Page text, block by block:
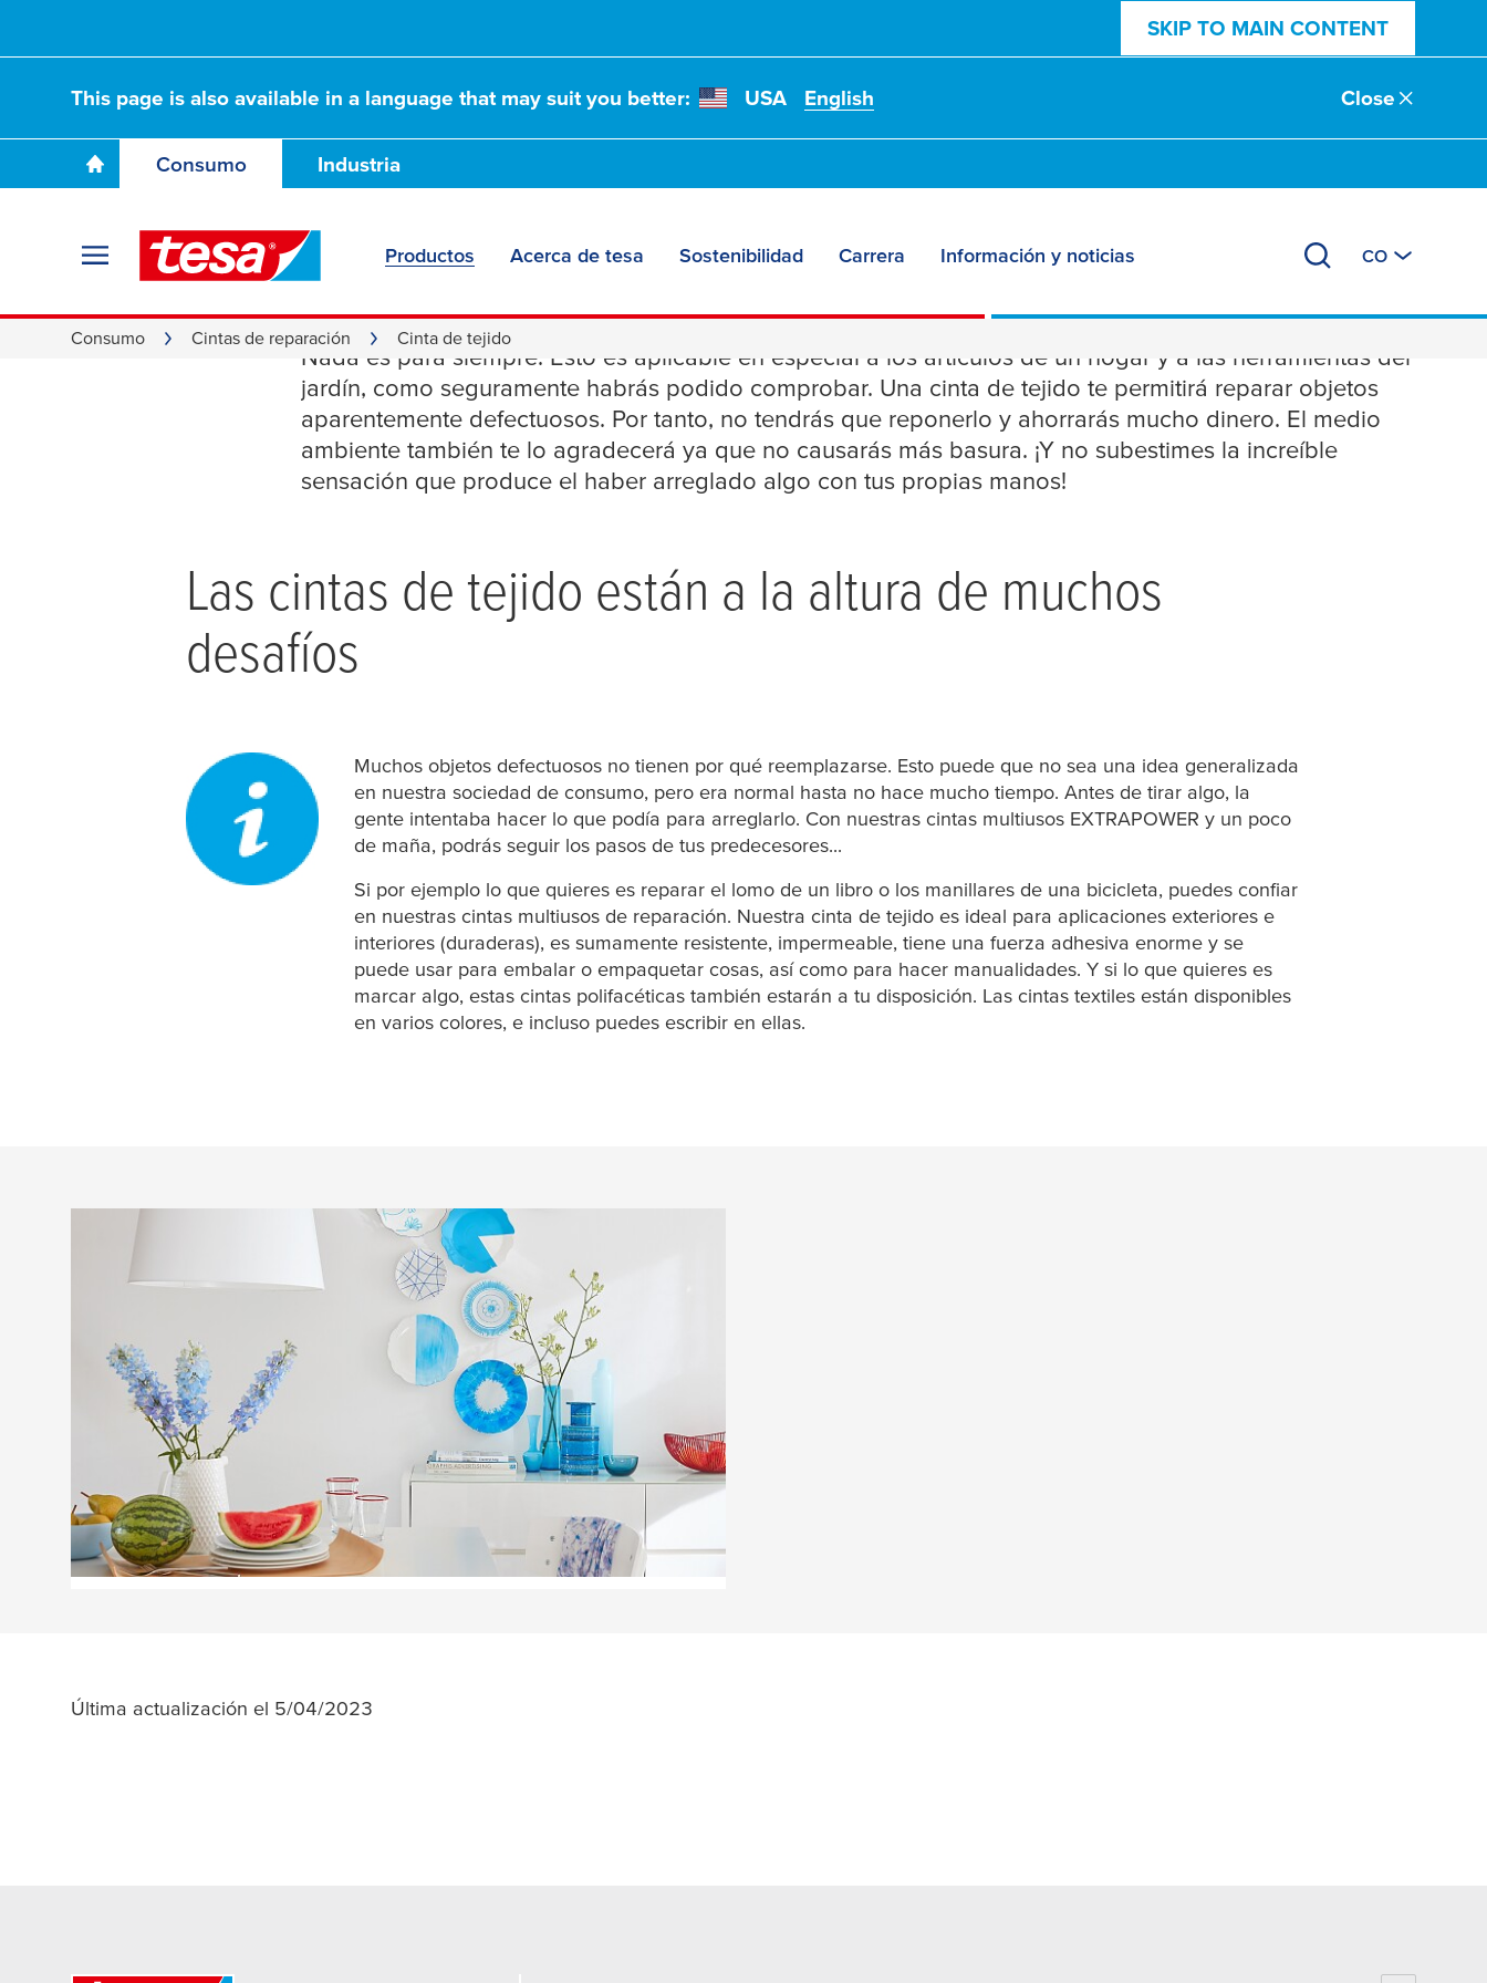
SKIP TO MAIN CONTENT
This page is also available in a language that may suit you better: USA English Close
Consumo Industria
Productos Acerca de tesa Sostenibilidad Carrera Información y noticias CO
Consumo Cintas de reparación Cinta de tejido
Cinta de tejido
Nada es para siempre. Esto es aplicable en especial a los artículos de un hogar y a las herramientas del
jardín, como seguramente habrás podido comprobar. Una cinta de tejido te permitirá reparar objetos
aparentemente defectuosos. Por tanto, no tendrás que reponerlo y ahorrarás mucho dinero. El medio
ambiente también te lo agradecerá ya que no causarás más basura. ¡Y no subestimes la increíble
sensación que produce el haber arreglado algo con tus propias manos!
Las cintas de tejido están a la altura de muchos
desafíos
Muchos objetos defectuosos no tienen por qué reemplazarse. Esto puede que no sea una idea generalizada
en nuestra sociedad de consumo, pero era normal hasta no hace mucho tiempo. Antes de tirar algo, la
gente intentaba hacer lo que podía para arreglarlo. Con nuestras cintas multiusos EXTRAPOWER y un poco
de maña, podrás seguir los pasos de tus predecesores...
Si por ejemplo lo que quieres es reparar el lomo de un libro o los manillares de una bicicleta, puedes confiar
en nuestras cintas multiusos de reparación. Nuestra cinta de tejido es ideal para aplicaciones exteriores e
interiores (duraderas), es sumamente resistente, impermeable, tiene una fuerza adhesiva enorme y se
puede usar para embalar o empaquetar cosas, así como para hacer manualidades. Y si lo que quieres es
marcar algo, estas cintas polifacéticas también estarán a tu disposición. Las cintas textiles están disponibles
en varios colores, e incluso puedes escribir en ellas.
DIY Magazine
Con nuestras soluciones adhesivas, puedes implementar
nales y darle rienda suelta a tu
imaginación. Si no se te ocurren ideas creativas para decorar, aquí
encontrarás proyectos inspiradores para implementar en diferentes
espacios del hogar: un collage en la pared, decoración de ventanas,
manualidades para realizar con tus hijos, entre otros- casi todo es
posible. ¡Y lo mejor de todo es que se añadirán nuevos consejos y
trucos constantemente a nuestra colección!
LEER MÁS
Última actualización el 5/04/2023